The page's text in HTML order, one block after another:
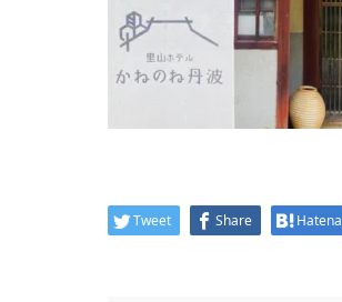
Tweet Share Hatena